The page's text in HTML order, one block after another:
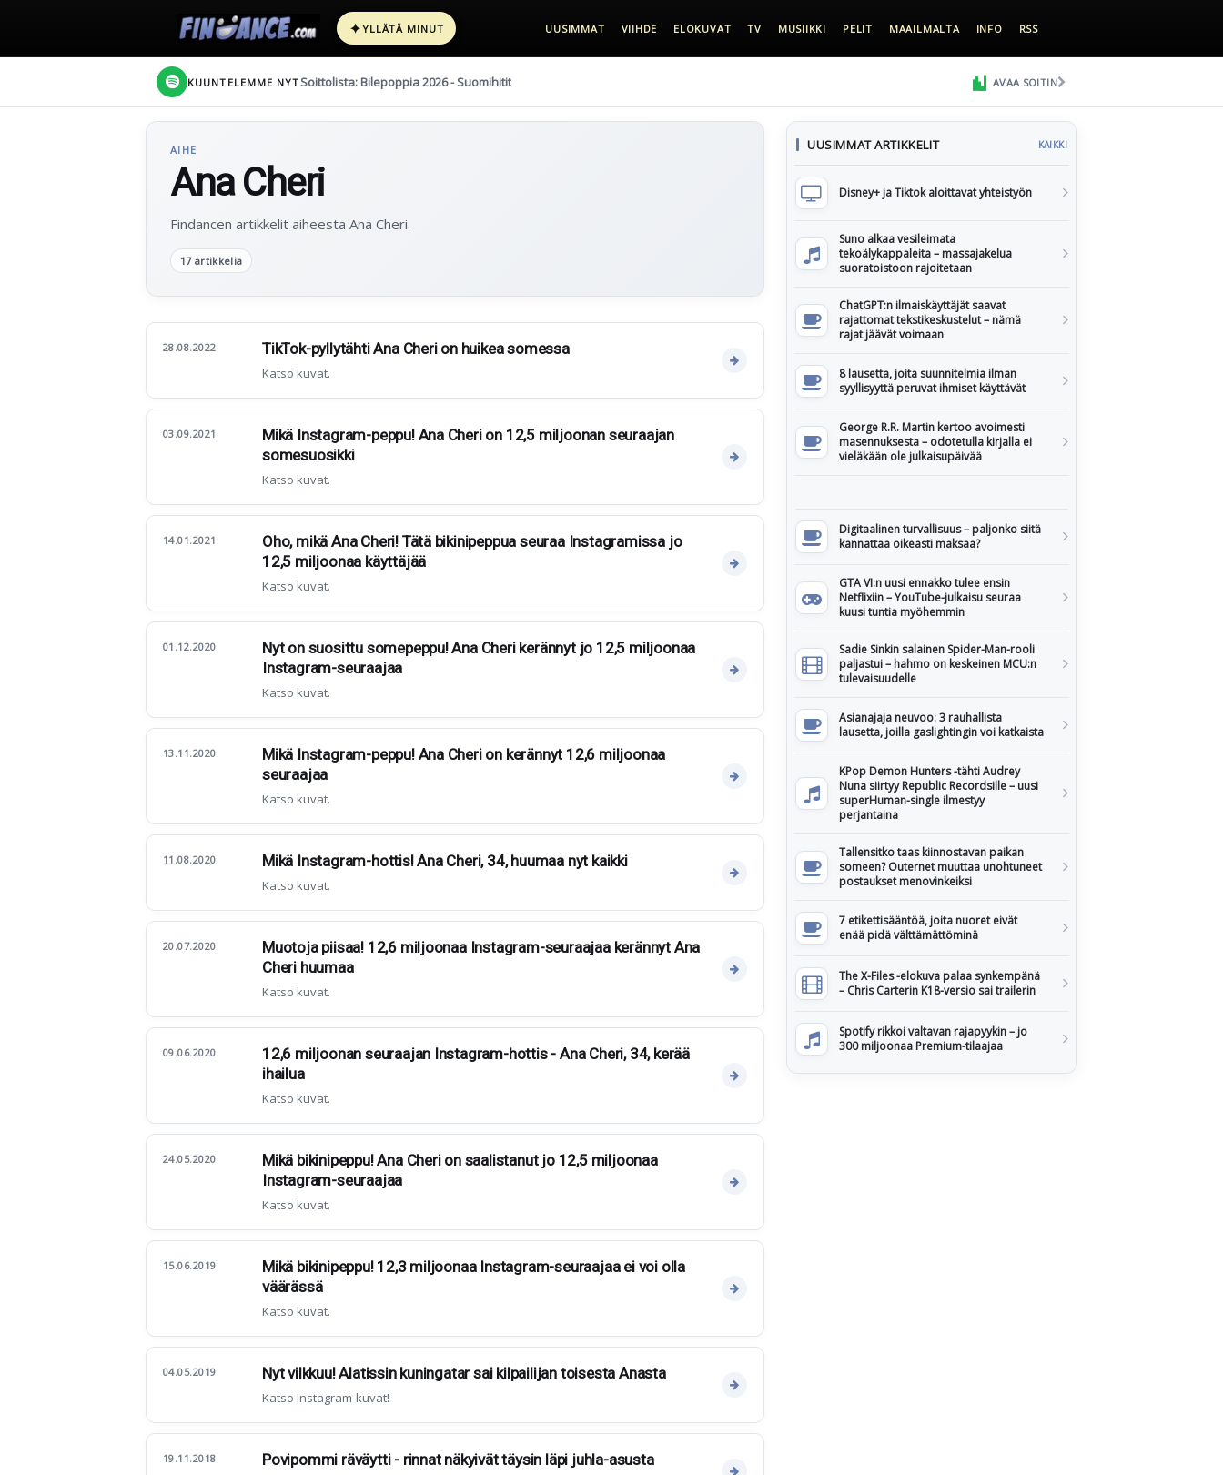
✦YLLÄTÄ MINUT UUSIMMAT VIIHDE ELOKUVAT TV MUSIIKKI PELIT MAAILMALTA INFO RSS
KUUNTELEMME NYT Soittolista: Bilepoppia 2026 - Suomihitit AVAA SOITIN
AIHE
Ana Cheri
Findancen artikkelit aiheesta Ana Cheri.
17 artikkelia
28.08.2022 TikTok-pyllytähti Ana Cheri on huikea somessa
Katso kuvat.
03.09.2021
Mikä Instagram-peppu! Ana Cheri on 12,5 miljoonan seuraajan
somesuosikki
Katso kuvat.
14.01.2021
Oho, mikä Ana Cheri! Tätä bikinipeppua seuraa Instagramissa jo
12,5 miljoonaa käyttäjää
Katso kuvat.
01.12.2020
Nyt on suosittu somepeppu! Ana Cheri kerännyt jo 12,5 miljoonaa
Instagram-seuraajaa
Katso kuvat.
13.11.2020
Mikä Instagram-peppu! Ana Cheri on kerännyt 12,6 miljoonaa
seuraajaa
Katso kuvat.
11.08.2020 Mikä Instagram-hottis! Ana Cheri, 34, huumaa nyt kaikki
Katso kuvat.
20.07.2020
Muotoja piisaa! 12,6 miljoonaa Instagram-seuraajaa kerännyt Ana
Cheri huumaa
Katso kuvat.
09.06.2020
12,6 miljoonan seuraajan Instagram-hottis - Ana Cheri, 34, kerää
ihailua
Katso kuvat.
24.05.2020
Mikä bikinipeppu! Ana Cheri on saalistanut jo 12,5 miljoonaa
Instagram-seuraajaa
Katso kuvat.
15.06.2019
Mikä bikinipeppu! 12,3 miljoonaa Instagram-seuraajaa ei voi olla
väärässä
Katso kuvat.
04.05.2019 Nyt vilkkuu! Alatissin kuningatar sai kilpailijan toisesta Anasta
Katso Instagram-kuvat!
19.11.2018 Povipommi räväytti - rinnat näkyivät täysin läpi juhla-asusta
UUSIMMAT ARTIKKELIT KAIKKI
Disney+ ja Tiktok aloittavat yhteistyön
Suno alkaa vesileimata
tekoälykappaleita – massajakelua
suoratoistoon rajoitetaan
ChatGPT:n ilmaiskäyttäjät saavat
rajattomat tekstikeskustelut – nämä
rajat jäävät voimaan
8 lausetta, joita suunnitelmia ilman
syyllisyyttä peruvat ihmiset käyttävät
George R.R. Martin kertoo avoimesti
masennuksesta – odotetulla kirjalla ei
vieläkään ole julkaisupäivää
Digitaalinen turvallisuus – paljonko siitä
kannattaa oikeasti maksaa?
GTA VI:n uusi ennakko tulee ensin
Netflixiin – YouTube-julkaisu seuraa
kuusi tuntia myöhemmin
Sadie Sinkin salainen Spider-Man-rooli
paljastui – hahmo on keskeinen MCU:n
tulevaisuudelle
Asianajaja neuvoo: 3 rauhallista
lausetta, joilla gaslightingin voi katkaista
KPop Demon Hunters -tähti Audrey
Nuna siirtyy Republic Recordsille – uusi
superHuman-single ilmestyy
perjantaina
Tallensitko taas kiinnostavan paikan
someen? Outernet muuttaa unohtuneet
postaukset menovinkeiksi
7 etikettisääntöä, joita nuoret eivät
enää pidä välttämättöminä
The X-Files -elokuva palaa synkempänä
– Chris Carterin K18-versio sai trailerin
Spotify rikkoi valtavan rajapyykin – jo
300 miljoonaa Premium-tilaajaa